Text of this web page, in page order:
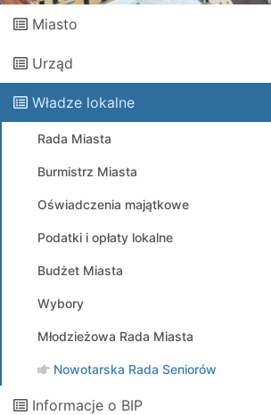
Miasto
Urząd
Władze lokalne
Rada Miasta
Burmistrz Miasta
Oświadczenia majątkowe
Podatki i opłaty lokalne
Budżet Miasta
Wybory
Młodzieżowa Rada Miasta
Nowotarska Rada Seniorów
Informacje o BIP